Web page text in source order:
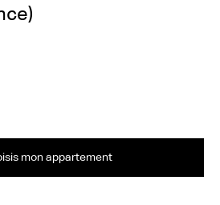
mon appartement